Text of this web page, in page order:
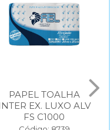
PAPEL
INTER